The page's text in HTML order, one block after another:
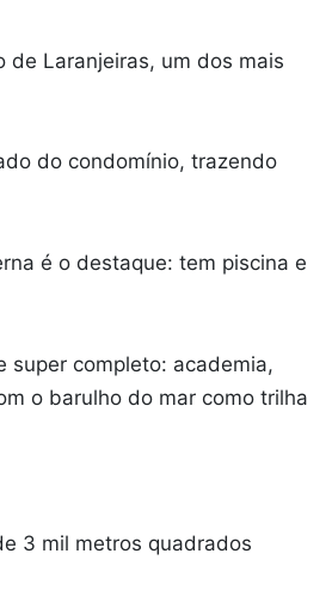
de Laranjeiras, um dos mais
do condomínio, trazendo
é o destaque: tem piscina e
super completo: academia,
o barulho do mar como trilha
3 mil metros quadrados